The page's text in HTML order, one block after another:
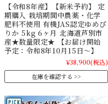
【令和8年産】【新米予約】 定
期購入 栽培期間中農薬・化学
肥料不使用 有機JAS認定ゆめぴ
りか 5kg 6ヶ月 北海道芦別市
産★数量限定★ 【お届け開始
予定：令和8年10月15日～】
¥38,900(税込)
在庫を確認する